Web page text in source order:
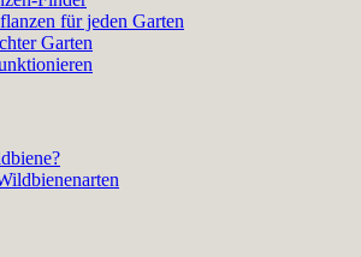
für jeden Garten
Garten